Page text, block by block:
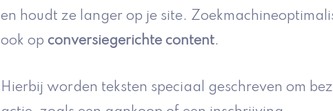
en houdt ze langer op je site.
ook op conversiegerichte content.
Hierbij worden teksten speciaal geschreven om